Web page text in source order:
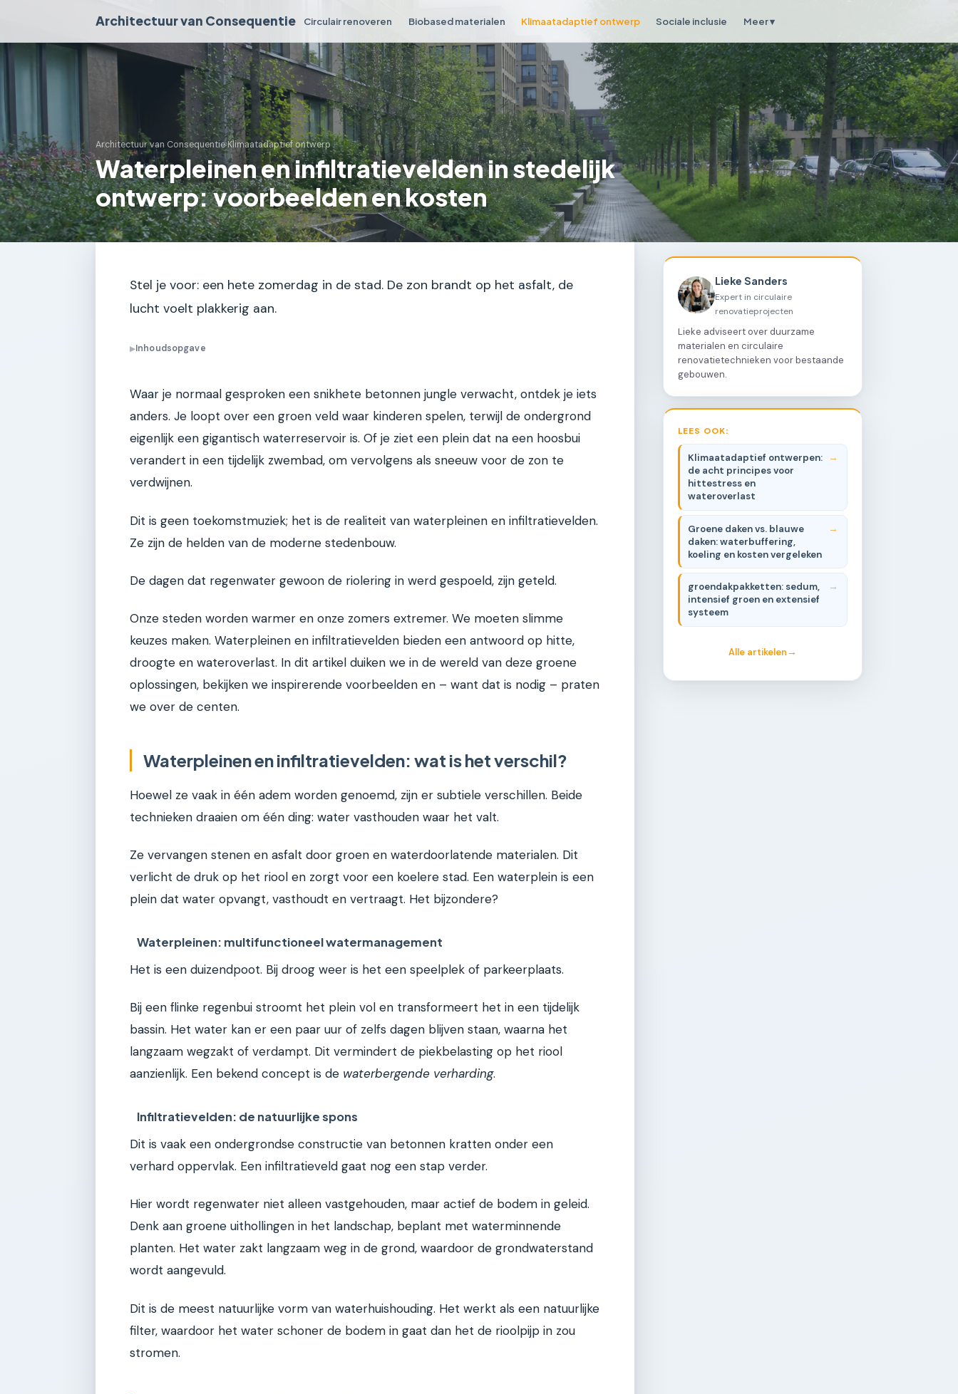
Architectuur van Consequentie Circulair renoveren Biobased materialen Klimaatadaptief ontwerp Sociale inclusie Meer ▾
Architectuur van Consequentie›Klimaatadaptief ontwerp
Waterpleinen en infiltratievelden in stedelijk
ontwerp: voorbeelden en kosten
Stel je voor: een hete zomerdag in de stad. De zon brandt op het asfalt, de
lucht voelt plakkerig aan.
▶Inhoudsopgave
Waar je normaal gesproken een snikhete betonnen jungle verwacht, ontdek je iets
anders. Je loopt over een groen veld waar kinderen spelen, terwijl de ondergrond
eigenlijk een gigantisch waterreservoir is. Of je ziet een plein dat na een hoosbui
verandert in een tijdelijk zwembad, om vervolgens als sneeuw voor de zon te
verdwijnen.
Dit is geen toekomstmuziek; het is de realiteit van waterpleinen en infiltratievelden.
Ze zijn de helden van de moderne stedenbouw.
De dagen dat regenwater gewoon de riolering in werd gespoeld, zijn geteld.
Onze steden worden warmer en onze zomers extremer. We moeten slimme
keuzes maken. Waterpleinen en infiltratievelden bieden een antwoord op hitte,
droogte en wateroverlast. In dit artikel duiken we in de wereld van deze groene
oplossingen, bekijken we inspirerende voorbeelden en – want dat is nodig – praten
we over de centen.
Waterpleinen en infiltratievelden: wat is het verschil?
Hoewel ze vaak in één adem worden genoemd, zijn er subtiele verschillen. Beide
technieken draaien om één ding: water vasthouden waar het valt.
Ze vervangen stenen en asfalt door groen en waterdoorlatende materialen. Dit
verlicht de druk op het riool en zorgt voor een koelere stad. Een waterplein is een
plein dat water opvangt, vasthoudt en vertraagt. Het bijzondere?
Waterpleinen: multifunctioneel watermanagement
Het is een duizendpoot. Bij droog weer is het een speelplek of parkeerplaats.
Bij een flinke regenbui stroomt het plein vol en transformeert het in een tijdelijk
bassin. Het water kan er een paar uur of zelfs dagen blijven staan, waarna het
langzaam wegzakt of verdampt. Dit vermindert de piekbelasting op het riool
aanzienlijk. Een bekend concept is de waterbergende verharding.
Infiltratievelden: de natuurlijke spons
Dit is vaak een ondergrondse constructie van betonnen kratten onder een
verhard oppervlak. Een infiltratieveld gaat nog een stap verder.
Hier wordt regenwater niet alleen vastgehouden, maar actief de bodem in geleid.
Denk aan groene uithollingen in het landschap, beplant met waterminnende
planten. Het water zakt langzaam weg in de grond, waardoor de grondwaterstand
wordt aangevuld.
Dit is de meest natuurlijke vorm van waterhuishouding. Het werkt als een natuurlijke
filter, waardoor het water schoner de bodem in gaat dan het de rioolpijp in zou
stromen.
Lieke Sanders
Expert in circulaire
renovatieprojecten
Lieke adviseert over duurzame
materialen en circulaire
renovatietechnieken voor bestaande
gebouwen.
LEES OOK:
Klimaatadaptief ontwerpen:
de acht principes voor
hittestress en
wateroverlast
Groene daken vs. blauwe
daken: waterbuffering,
koeling en kosten vergeleken
groendakpakketten: sedum,
intensief groen en extensief
systeem
Alle artikelen